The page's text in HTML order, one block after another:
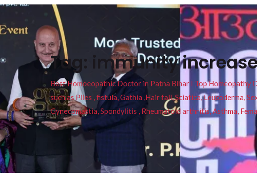
Tag: immunity
Best Homoeopathic Doctor in Patna Bihar I Top Homeopathy
such as Piles , fistula, Gathia ,Hair fall, Sciatica, Leucoderma,
Gynecomastia, Spondylitis , Rheumatoid arthritis, Asthma,